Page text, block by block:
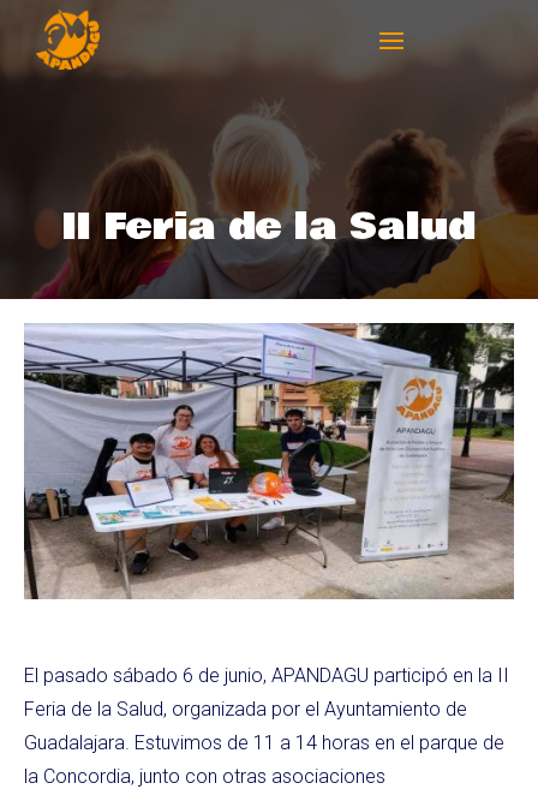
II Feria de la Salud
El pasado sábado 6 de junio, APANDAGU participó en la II
Feria de la Salud, organizada por el Ayuntamiento de
Guadalajara. Estuvimos de 11 a 14 horas en el parque de
la Concordia, junto con otras asociaciones